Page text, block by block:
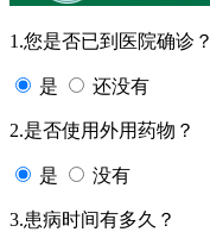
1.您是否已到医院确诊？
是 还没有
2.是否使用外用药物？
是 没有
3.患病时间有多久？